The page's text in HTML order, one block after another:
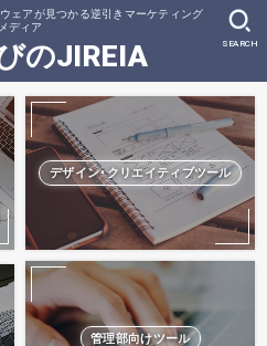
ェアが見つかる逆引きマーケティング
メディア
のJIREIA SEARCH
デザイン･クリエイティブツール
管理部向けツール